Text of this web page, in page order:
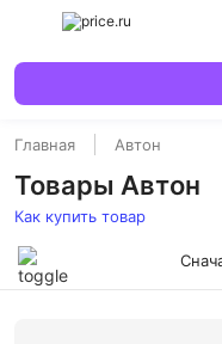
Главная Автон
Товары Автон
Как купить товар